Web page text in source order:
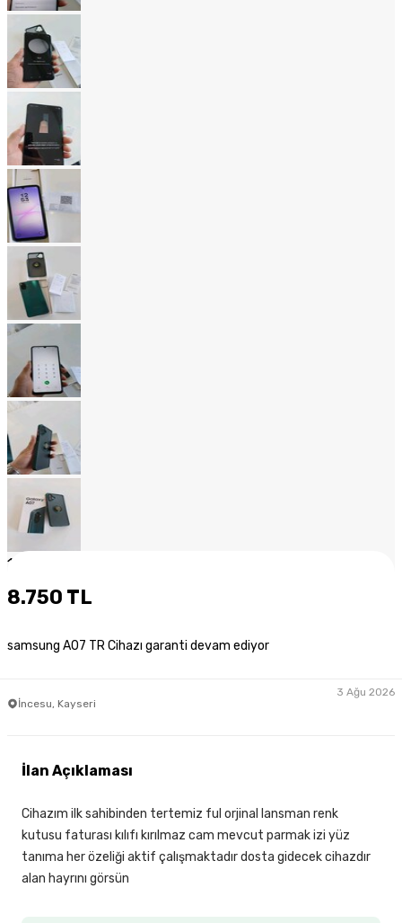
1
8.750 TL
samsung A07 TR Cihazı garanti devam ediyor
İncesu, Kayseri
3 Ağu 2026
İlan Açıklaması
Cihazım ilk sahibinden tertemiz ful orjinal lansman renk
kutusu faturası kılıfı kırılmaz cam mevcut parmak izi yüz
tanıma her özeliği aktif çalışmaktadır dosta gidecek cihazdır
alan hayrını görsün